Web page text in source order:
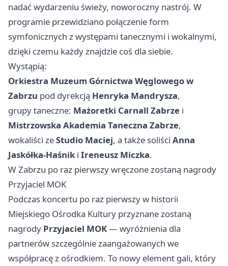
nadać wydarzeniu świeży, noworoczny nastrój. W
programie przewidziano połączenie form
symfonicznych z występami tanecznymi i wokalnymi,
dzięki czemu każdy znajdzie coś dla siebie.
Wystąpią:
Orkiestra Muzeum Górnictwa Węglowego w
Zabrzu pod dyrekcją Henryka Mandrysza,
grupy taneczne: Mażoretki Carnall Zabrze i
Mistrzowska Akademia Taneczna Zabrze,
wokaliści zeStudio Maciej, a także soliści Anna
Jaskółka-Haśnik i Ireneusz Miczka.
W Zabrzu po raz pierwszy wręczone zostaną nagrody
Przyjaciel MOK
Podczas koncertu po raz pierwszy w historii
Miejskiego Ośrodka Kultury przyznane zostaną
nagrody Przyjaciel MOK— wyróżnienia dla
partnerów szczególnie zaangażowanych we
współpracę z ośrodkiem. To nowy element gali, który